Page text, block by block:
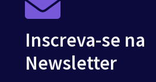
Inscreva-se na
Newsletter